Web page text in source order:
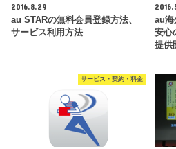
2016.8.29
au STARの無料会員登録方法、
サービス利用方法
au海
安心
提供
サービス・契約・料金